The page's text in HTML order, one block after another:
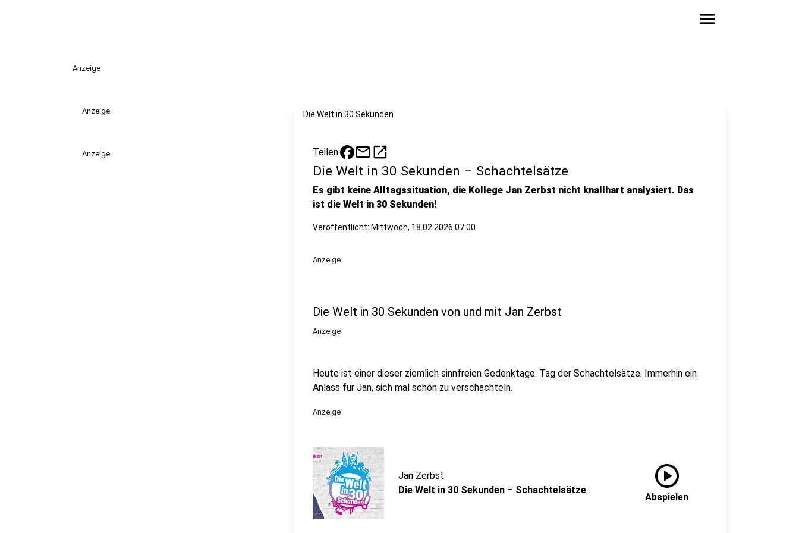
menu
Anzeige
Anzeige
Anzeige
Die Welt in 30 Sekunden
Teilen: mailopen_in_new
Die Welt in 30 Sekunden – Schachtelsätze
Es gibt keine Alltagssituation, die Kollege Jan Zerbst nicht knallhart analysiert. Das
ist die Welt in 30 Sekunden!
Veröffentlicht: Mittwoch, 18.02.2026 07:00
Anzeige
Die Welt in 30 Sekunden von und mit Jan Zerbst
Anzeige
Heute ist einer dieser ziemlich sinnfreien Gedenktage. Tag der Schachtelsätze. Immerhin ein
Anlass für Jan, sich mal schön zu verschachteln.
Anzeige
Jan Zerbst
Die Welt in 30 Sekunden – Schachtelsätze
play_circle
Abspielen